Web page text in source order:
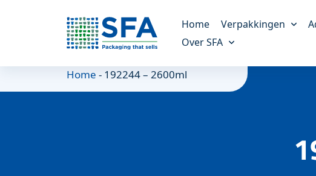
Home Verpakkingen
Kunststof verpakkingen
Altijd de juiste verpakking
Maatwerk
Over SFA
Ons verhaal
Home - 192244 – 2600ml